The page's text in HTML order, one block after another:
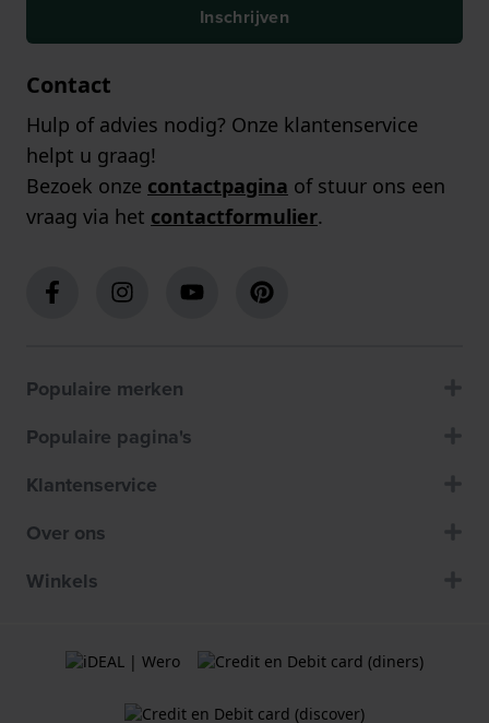
Inschrijven
Contact
Hulp of advies nodig? Onze klantenservice
helpt u graag!
Bezoek onze contactpagina of stuur ons een
vraag via het contactformulier.
Populaire merken
Populaire pagina's
Klantenservice
Over ons
Winkels